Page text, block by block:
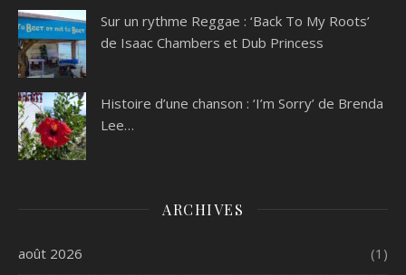
Sur un rythme Reggae : ‘Back To My Roots’
de Isaac Chambers et Dub Princess
Histoire d’une chanson : ‘I’m Sorry’ de Brenda
Lee…
ARCHIVES
août 2026 (1)